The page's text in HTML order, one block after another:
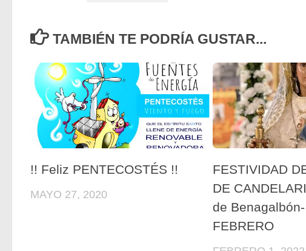
TAMBIÉN TE PODRÍA GUSTAR...
!! Feliz PENTECOSTÉS !!
MAYO 27, 2020
FESTIVIDAD
DE
de
FEBRERO